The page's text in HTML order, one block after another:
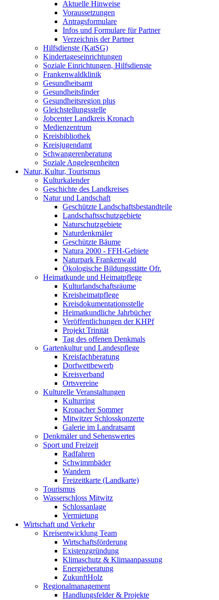
Aktuelle Hinweise
Voraussetzungen
Antragsformulare
Infos und Formulare für Partner
Verzeichnis der Partner
Hilfsdienste (KatSG)
Kindertageseinrichtungen
Soziale Einrichtungen, Hilfsdienste
Frankenwaldklinik
Gesundheitsamt
Gesundheitsfinder
Gesundheitsregion plus
Gleichstellungsstelle
Jobcenter Landkreis Kronach
Medienzentrum
Kreisbibliothek
Kreisjugendamt
Schwangerenberatung
Soziale Angelegenheiten
Natur, Kultur, Tourismus
Kulturkalender
Geschichte des Landkreises
Natur und Landschaft
Geschützte Landschaftsbestandteile
Landschaftsschutzgebiete
Naturschutzgebiete
Naturdenkmäler
Geschützte Bäume
Natura 2000 - FFH-Gebiete
Naturpark Frankenwald
Ökologische Bildungsstätte Ofr.
Heimatkunde und Heimatpflege
Kulturlandschaftsräume
Kreisheimatpflege
Kreisdokumentationsstelle
Heimatkundliche Jahrbücher
Veröffentlichungen der KHPf
Projekt Trinität
Tag des offenen Denkmals
Gartenkultur und Landespflege
Kreisfachberatung
Dorfwettbewerb
Kreisverband
Ortsvereine
Kulturelle Veranstaltungen
Kulturring
Kronacher Sommer
Mitwitzer Schlosskonzerte
Galerie im Landratsamt
Denkmäler und Sehenswertes
Sport und Freizeit
Radfahren
Schwimmbäder
Wandern
Freizeitkarte (Landkarte)
Tourismus
Wasserschloss Mitwitz
Schlossanlage
Vermietung
Wirtschaft und Verkehr
Kreisentwicklung Team
Wirtschaftsförderung
Existenzgründung
Klimaschutz & Klimaanpassung
Energieberatung
ZukunftHolz
Regionalmanagement
Handlungsfelder & Projekte